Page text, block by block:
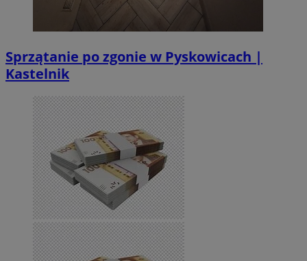
Sprzątanie po zgonie w Pyskowicach |
Kastelnik